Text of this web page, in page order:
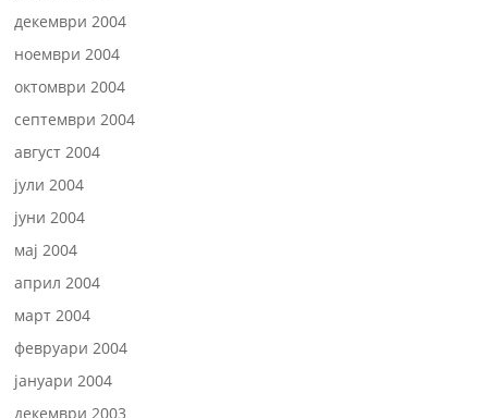
декември 2004
ноември 2004
октомври 2004
септември 2004
август 2004
јули 2004
јуни 2004
мај 2004
април 2004
март 2004
февруари 2004
јануари 2004
декември 2003